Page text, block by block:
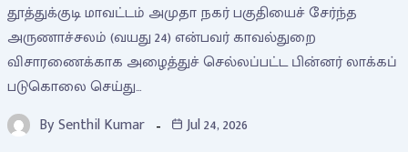
தூத்துக்குடி மாவட்டம் அமுதா நகர் பகுதியைச் சேர்ந்த
அருணாச்சலம் (வயது 24) என்பவர் காவல்துறை
விசாரணைக்காக அழைத்துச் செல்லப்பட்ட பின்னர் லாக்கப்
படுகொலை செய்து…
BySenthil Kumar Jul 24, 2026